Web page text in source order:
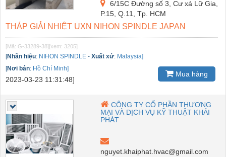
6/15C Đường số 3, Cư xá Lữ Gia,
P.15, Q.11, Tp. HCM
THÁP GIẢI NHIỆT UXN NIHON SPINDLE JAPAN
[Mã: G-33289-38][xem: 3205]
[Nhãn hiệu: NIHON SPINDLE - Xuất xứ: Malaysia]
[Nơi bán: Hồ Chí Minh]
2023-03-23 11:31:48]
Mua hàng
CÔNG TY CỔ PHẦN THƯƠNG
MẠI VÀ DỊCH VỤ KỸ THUẬT KHẢI
PHÁT
nguyet.khaiphat.hvac@gmail.com